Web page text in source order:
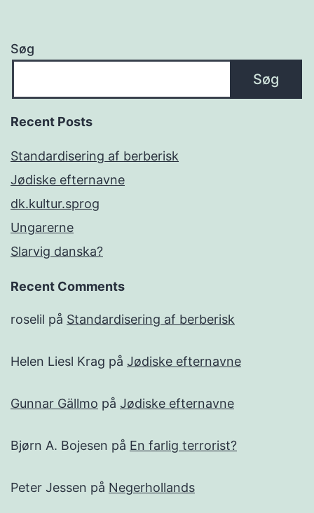
Søg
Søg
Recent Posts
Standardisering af berberisk
Jødiske efternavne
dk.kultur.sprog
Ungarerne
Slarvig danska?
Recent Comments
roselil på Standardisering af berberisk
Helen Liesl Krag på Jødiske efternavne
Gunnar Gällmo på Jødiske efternavne
Bjørn A. Bojesen på En farlig terrorist?
Peter Jessen på Negerhollands